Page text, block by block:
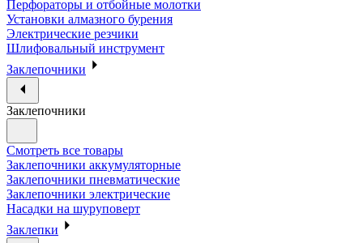
Перфораторы и отбойные молотки
Установки алмазного бурения
Электрические резчики
Шлифовальный инструмент
Заклепочники
Заклепочники
Смотреть все товары
Заклепочники аккумуляторные
Заклепочники пневматические
Заклепочники электрические
Насадки на шуруповерт
Заклепки